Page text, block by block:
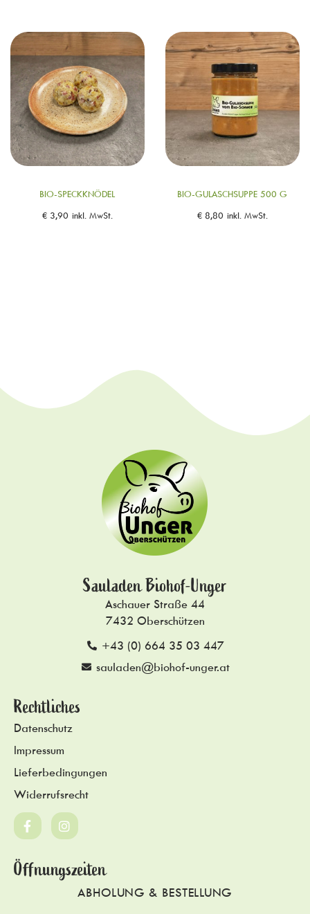
BIO-SPECKKNÖDEL
€3,90 inkl. MwSt.
BIO-GULASCHSUPPE 500 G
€8,80 inkl. MwSt.
Sauladen Biohof-Unger
Aschauer Straße 44
7432 Oberschützen
+43 (0) 664 35 03 447
sauladen@biohof-unger.at
Rechtliches
Datenschutz
Impressum
Lieferbedingungen
Widerrufsrecht
Öffnungszeiten
ABHOLUNG & BESTELLUNG